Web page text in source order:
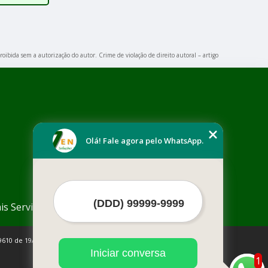
sem a autorização do autor. Crime de violação de direito autoral – artigo
Serviços
de 19/02/1998)
1
Olá! Fale agora pelo WhatsApp.
Iniciar conversa